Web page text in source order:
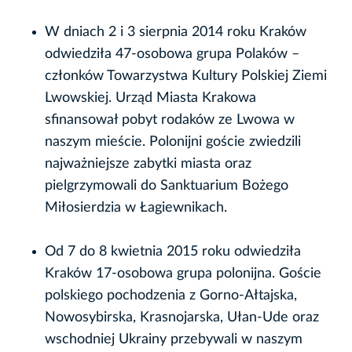
W dniach 2 i 3 sierpnia 2014 roku Kraków
odwiedziła 47-osobowa grupa Polaków –
członków Towarzystwa Kultury Polskiej Ziemi
Lwowskiej. Urząd Miasta Krakowa
sfinansował pobyt rodaków ze Lwowa w
naszym mieście. Polonijni goście zwiedzili
najważniejsze zabytki miasta oraz
pielgrzymowali do Sanktuarium Bożego
Miłosierdzia w Łagiewnikach.
Od 7 do 8 kwietnia 2015 roku odwiedziła
Kraków 17-osobowa grupa polonijna. Goście
polskiego pochodzenia z Gorno-Ałtajska,
Nowosybirska, Krasnojarska, Ułan-Ude oraz
wschodniej Ukrainy przebywali w naszym